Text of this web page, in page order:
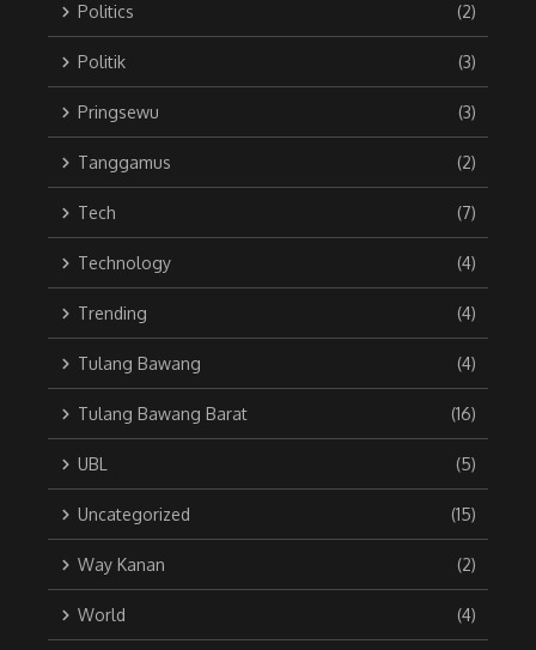
Politics (2)
Politik (3)
Pringsewu (3)
Tanggamus (2)
Tech (7)
Technology (4)
Trending (4)
Tulang Bawang (4)
Tulang Bawang Barat (16)
UBL (5)
Uncategorized (15)
Way Kanan (2)
World (4)